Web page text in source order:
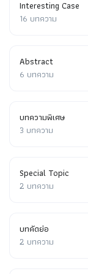
Interesting Case
16 บทความ
Abstract
6 บทความ
บทความพิเศษ
3 บทความ
Special Topic
2 บทความ
บทคัดย่อ
2 บทความ